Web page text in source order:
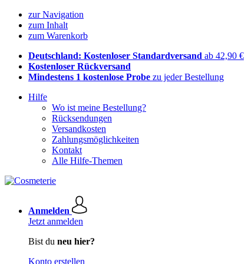
zur Navigation
zum Inhalt
zum Warenkorb
Deutschland: Kostenloser Standardversand ab 42,90 €
Kostenloser Rückversand
Mindestens 1 kostenlose Probe zu jeder Bestellung
Hilfe
Wo ist meine Bestellung?
Rücksendungen
Versandkosten
Zahlungsmöglichkeiten
Kontakt
Alle Hilfe-Themen
Anmelden
Jetzt anmelden
Bist du neu hier?
Konto erstellen